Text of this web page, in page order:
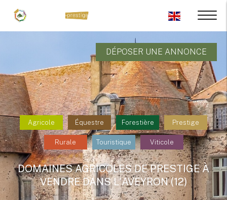
DÉPOSER UNE ANNONCE
Agricole Équestre Forestière Prestige
Rurale Touristique Viticole
DOMAINES AGRICOLES DE PRESTIGE À
VENDRE DANS L'AVEYRON (12)